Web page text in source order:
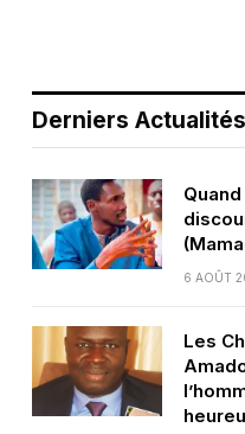
Derniers Actualités
6 AOÛT
Les